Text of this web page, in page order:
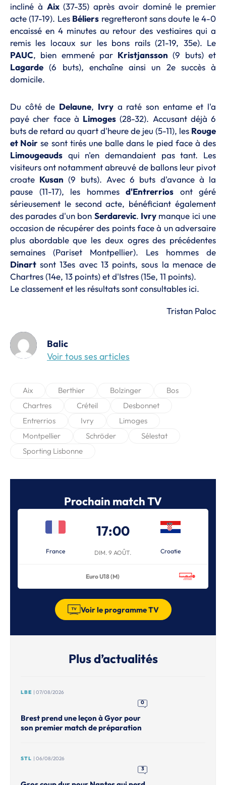
incliné à Aix(37-35) après avoir dominé le premier
acte (17-19). Les Béliers regretteront sans doute le 4-0
encaissé en 4 minutes au retour des vestiaires qui a
remis les locaux sur les bons rails (21-19, 35e). Le
PAUC, bien emmené par Kristjansson (9 buts) et
Lagarde (6 buts), enchaîne ainsi un 2e succès à
domicile.
Du côté de Delaune, Ivrya raté son entame et l'a
payé cher face à Limoges (28-32). Accusant déjà 6
buts de retard au quart d'heure de jeu (5-11), les Rouge
et Noir se sont tirés une balle dans le pied face à des
Limougeauds qui n'en demandaient pas tant. Les
visiteurs ont notamment abreuvé de ballons leur pivot
croate Kusan (9 buts). Avec 6 buts d'avance à la
pause (11-17), les hommes d'Entrerrios ont géré
sérieusement le second acte, bénéficiant également
des parades d'un bon Serdarevic. Ivrymanque ici une
occasion de récupérer des points face à un adversaire
plus abordable que les deux ogres des précédentes
semaines (Pariset Montpellier). Les hommes de
Dinart sont 13es avec 13 points, sous la menace de
Chartres (14e, 13 points) et d'Istres (15e, 11 points).
Le classement et les résultats sont consultables ici.
Tristan Paloc
Balic
Voir tous ses articles
Aix Berthier Bolzinger
Bos
Chartres
Créteil
Desbonnet
Entrerrios
Ivry
Limoges
Montpellier
Schröder
Sélestat
Sporting Lisbonne
Prochain match TV
France
17:00
DIM. 9 AOÛT. Croatie
Euro U18 (M)
Voir le programme TV
Plus d’actualités
LBE | 07/08/2026
0
Brest prend une leçon à Gyor pour
son premier match de préparation
STL | 06/08/2026
3